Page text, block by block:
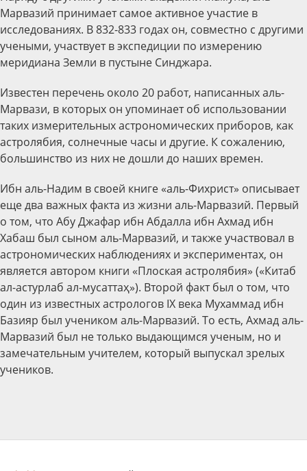
Марвазий принимает самое активное участие в
исследованиях. В 832-833 годах он, совместно с другими
учеными, участвует в экспедиции по измерению
меридиана Земли в пустыне Синджара.
Известен перечень около 20 работ, написанных аль-
Марвази, в которых он упоминает об использовании
таких измерительных астрономических приборов, как
астролябия, солнечные часы и другие. К сожалению,
большинство из них не дошли до наших времен.
Ибн аль-Надим в своей книге «аль-Фихрист» описывает
еще два важных факта из жизни аль-Марвазий. Первый
о том, что Абу Джафар ибн Абдалла ибн Ахмад ибн
Хабаш был сыном аль-Марвазий, и также участвовал в
астрономических наблюдениях и экспериментах, он
является автором книги «Плоская астролябия» («Китаб
ал-астурлаб ал-мусаттаҳ»). Второй факт был о том, что
один из известных астрологов IХ века Мухаммад ибн
Базияр был учеником аль-Марвазий. То есть, Ахмад аль-
Марвазий был не только выдающимся ученым, но и
замечательным учителем, который выпускал зрелых
учеников.